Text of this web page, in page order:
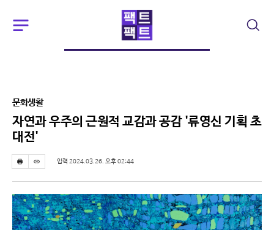
검
주
펼
치
기
문화생활
자연과 우주의 근원적 교감과 공감 '류영신 기획 초
대전'
프
린
스
크
입력 2024.03.26. 오후 02:44